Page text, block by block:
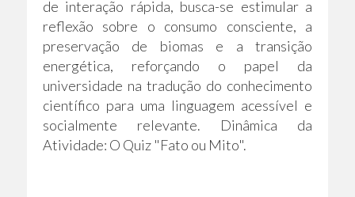
de interação rápida, busca-se estimular a
reflexão sobre o consumo consciente, a
preservação de biomas e a transição
energética, reforçando o papel da
universidade na tradução do conhecimento
científico para uma linguagem acessível e
socialmente relevante. Dinâmica da
Atividade: O Quiz "Fato ou Mito".